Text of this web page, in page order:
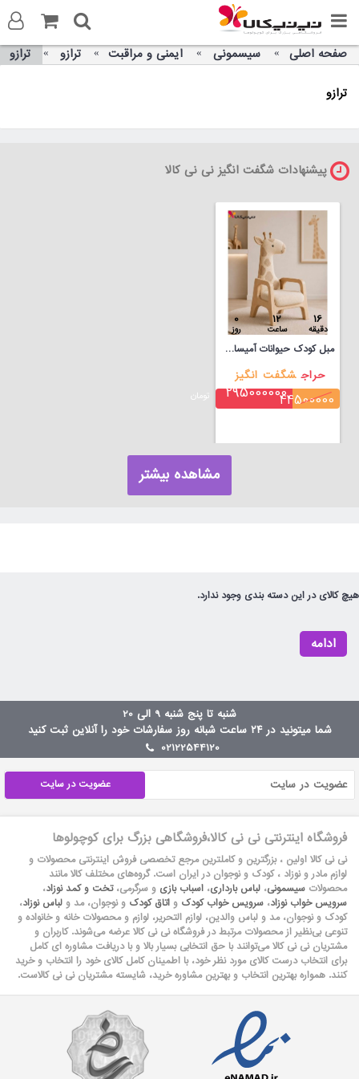
صفحه اصلی سیسمونی ایمنی و مراقبت ترازو ترازو
ترازو
پیشنهادات شگفت انگیز نی نی کالا
0
روز
12
ساعت
16
دقیقه
مبل کودک حیوانات آمیساچوب مدل زرافه
حراج شگفت انگیز
44500000
295000000 تومان
مشاهده بیشتر
هیچ کالای در این دسته بندی وجود ندارد.
ادامه
شنبه تا پنج شنبه 9 الی 20
شما میتونید در ۲۴ ساعت شبانه روز سفارشات خود را آنلاین ثبت کنید
02122544120
عضویت در سایت
فروشگاه اینترنتی نی نی کالا،فروشگاهی بزرگ برای کوچولوها
نی نی کالا اولین ، بزرگترین و کاملترین مرجع تخصصی فروش اینترنتی محصولات و
لوازم مادر و نوزاد ، کودک و نوجوان در ایران است. گروه‏‏‌های مختلف کالا مانند
محصولات سیسمونی، لباس بارداری، اسباب بازی و سرگرمی،تخت و کمد نوزاد،
سرویس خواب نوزاد، سرویس خواب کودک و اتاق کودک و نوجوان، مد و لباس نوزاد،
کودک و نوجوان، مد و لباس والدین، لوازم التحریر، لوازم و محصولات خانه و خانواده و
تنوعی بی‌نظیر از محصولات مرتبط در فروشگاه نی نی کالا عرضه می‏‏‏‌شوند. کاربران و
مشتریان نی نی‌ کالا می‏‏‌توانند با حق انتخابی بسیار بالا و با دریافت مشاوره ای کامل
برای انتخاب درست کالای مورد نظر خود، با اطمینان کامل کالای خود را انتخاب و خرید
کنند. همواره بهترین انتخاب و بهترین مشاوره خرید، شایسته مشتریان نی نی کالاست.